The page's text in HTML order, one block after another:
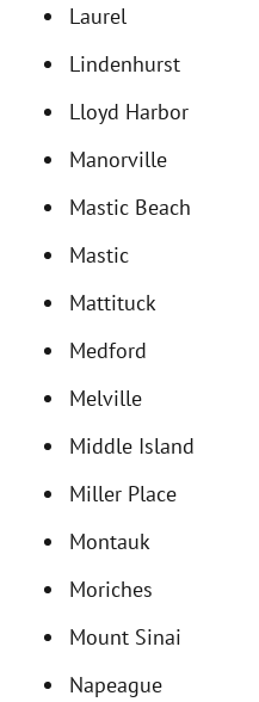
Laurel
Lindenhurst
Lloyd Harbor
Manorville
Mastic Beach
Mastic
Mattituck
Medford
Melville
Middle Island
Miller Place
Montauk
Moriches
Mount Sinai
Napeague